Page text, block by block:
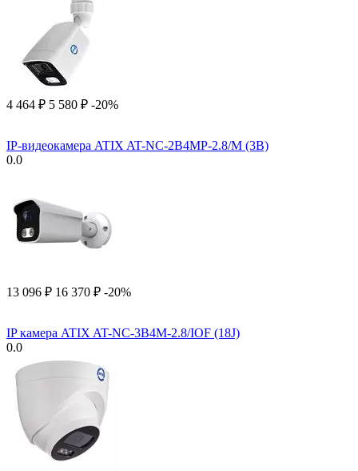
4 464 ₽ 5 580 ₽ -20%
IP-видеокамера ATIX AT-NC-2B4MP-2.8/M (3B)
0.0
13 096 ₽ 16 370 ₽ -20%
IP камера ATIX AT-NC-3B4M-2.8/IOF (18J)
0.0